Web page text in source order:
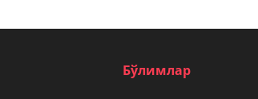
Бўлимлар